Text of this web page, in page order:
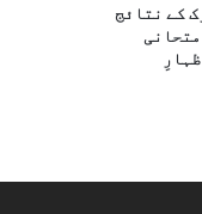
کے نتائج